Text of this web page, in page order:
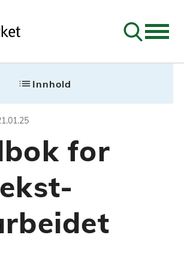
Søk
for
i håndboka
list Innhold
for